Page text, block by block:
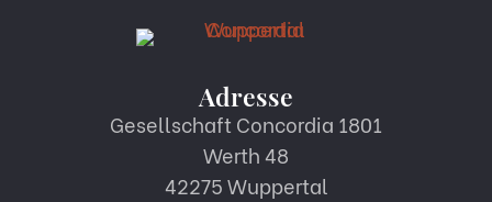
Adresse
Gesellschaft Concordia 1801
Werth 48
42275 Wuppertal